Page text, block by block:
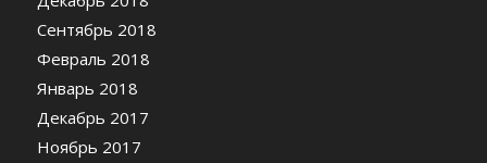
Сентябрь 2018
Февраль 2018
Январь 2018
Декабрь 2017
Ноябрь 2017